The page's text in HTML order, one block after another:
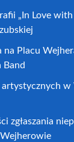
„In Love
na Placu
Band
artystycznych
zgłaszania